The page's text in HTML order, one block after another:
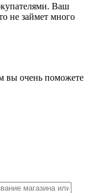
Ваш
не займет много
вы очень поможете